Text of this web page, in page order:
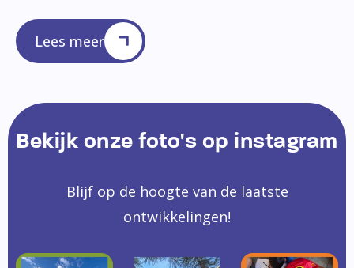
Lees meer
Bekijk onze foto's op instagram
Blijf op de hoogte van de laatste
ontwikkelingen!